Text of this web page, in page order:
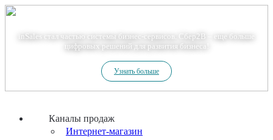
inSales стал частью системы бизнес-сервисов. Сбер2В – еще больше
цифровых решений для развития бизнеса!
Узнать больше
Каналы продаж
Интернет-магазин